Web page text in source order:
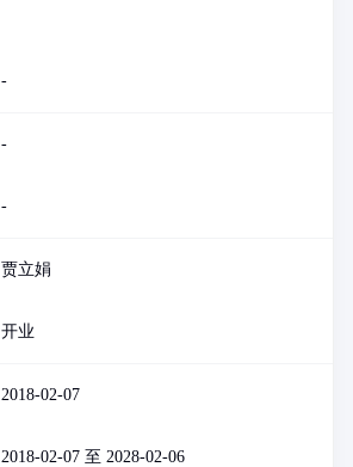
-
-
-
贾立娟
开业
2018-02-07
2018-02-07 至 2028-02-06